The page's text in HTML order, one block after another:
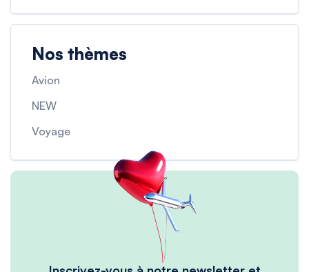
Nos thèmes
Avion
NEW
Voyage